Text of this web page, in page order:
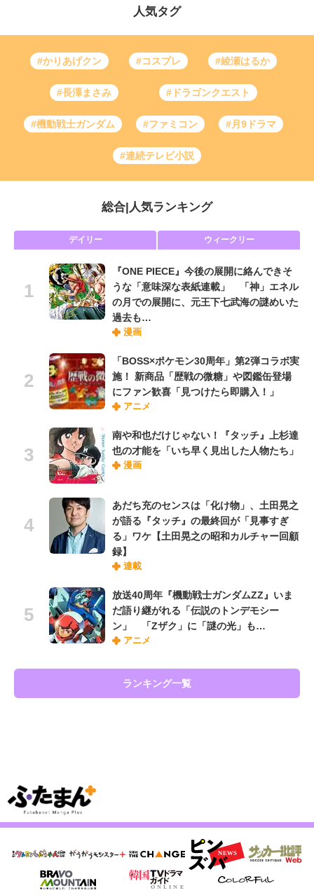
人気タグ
#かりあげクン #コスプレ #綾瀬はるか
#長澤まさみ #ドラゴンクエスト
#機動戦士ガンダム #ファミコン #月9ドラマ
#連続テレビ小説
総合 人気ランキング
デイリー ウィークリー
『ONE PIECE』今後の展開に絡んできそ
うな「意味深な表紙連載」 「神」エネル
の月での展開に、元王下七武海の謎めいた
過去も…
漫画
「BOSS×ポケモン30周年」第2弾コラボ実
施！ 新商品「歴戦の微糖」や図鑑缶登場
にファン歓喜「見つけたら即購入！」
アニメ
南や和也だけじゃない！『タッチ』上杉達
也の才能を「いち早く見出した人物たち」
漫画
あだち充のセンスは「化け物」、土田晃之
が語る『タッチ』の最終回が「見事すぎ
る」ワケ【土田晃之の昭和カルチャー回顧
録】
連載
放送40周年『機動戦士ガンダムZZ』いま
だ語り継がれる「伝説のトンデモシー
ン」 「Zザク」に「謎の光」も…
アニメ
ランキング一覧